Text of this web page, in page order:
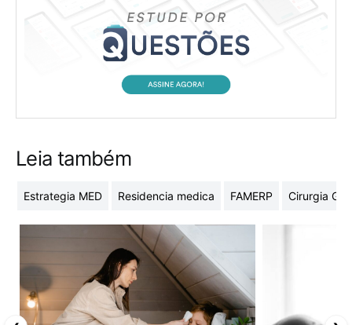
Leia também
Estrategia MED Residencia medica FAMERP Cirurgia